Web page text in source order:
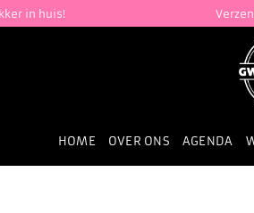
in huis!
HOME OVER ONS AGENDA